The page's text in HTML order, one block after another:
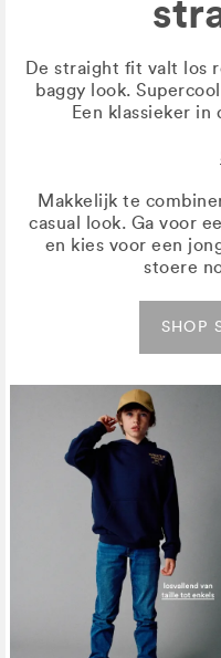
De straight fit valt los
baggy look.
Een klassieker in
Makkelijk te
casual look. Ga voor
en kies voor een
stoere
SHOP